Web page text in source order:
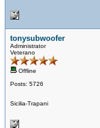
tonysubwoofer
Administrator
Veterano
Offline
Posts: 5726
Sicilia-Trapani